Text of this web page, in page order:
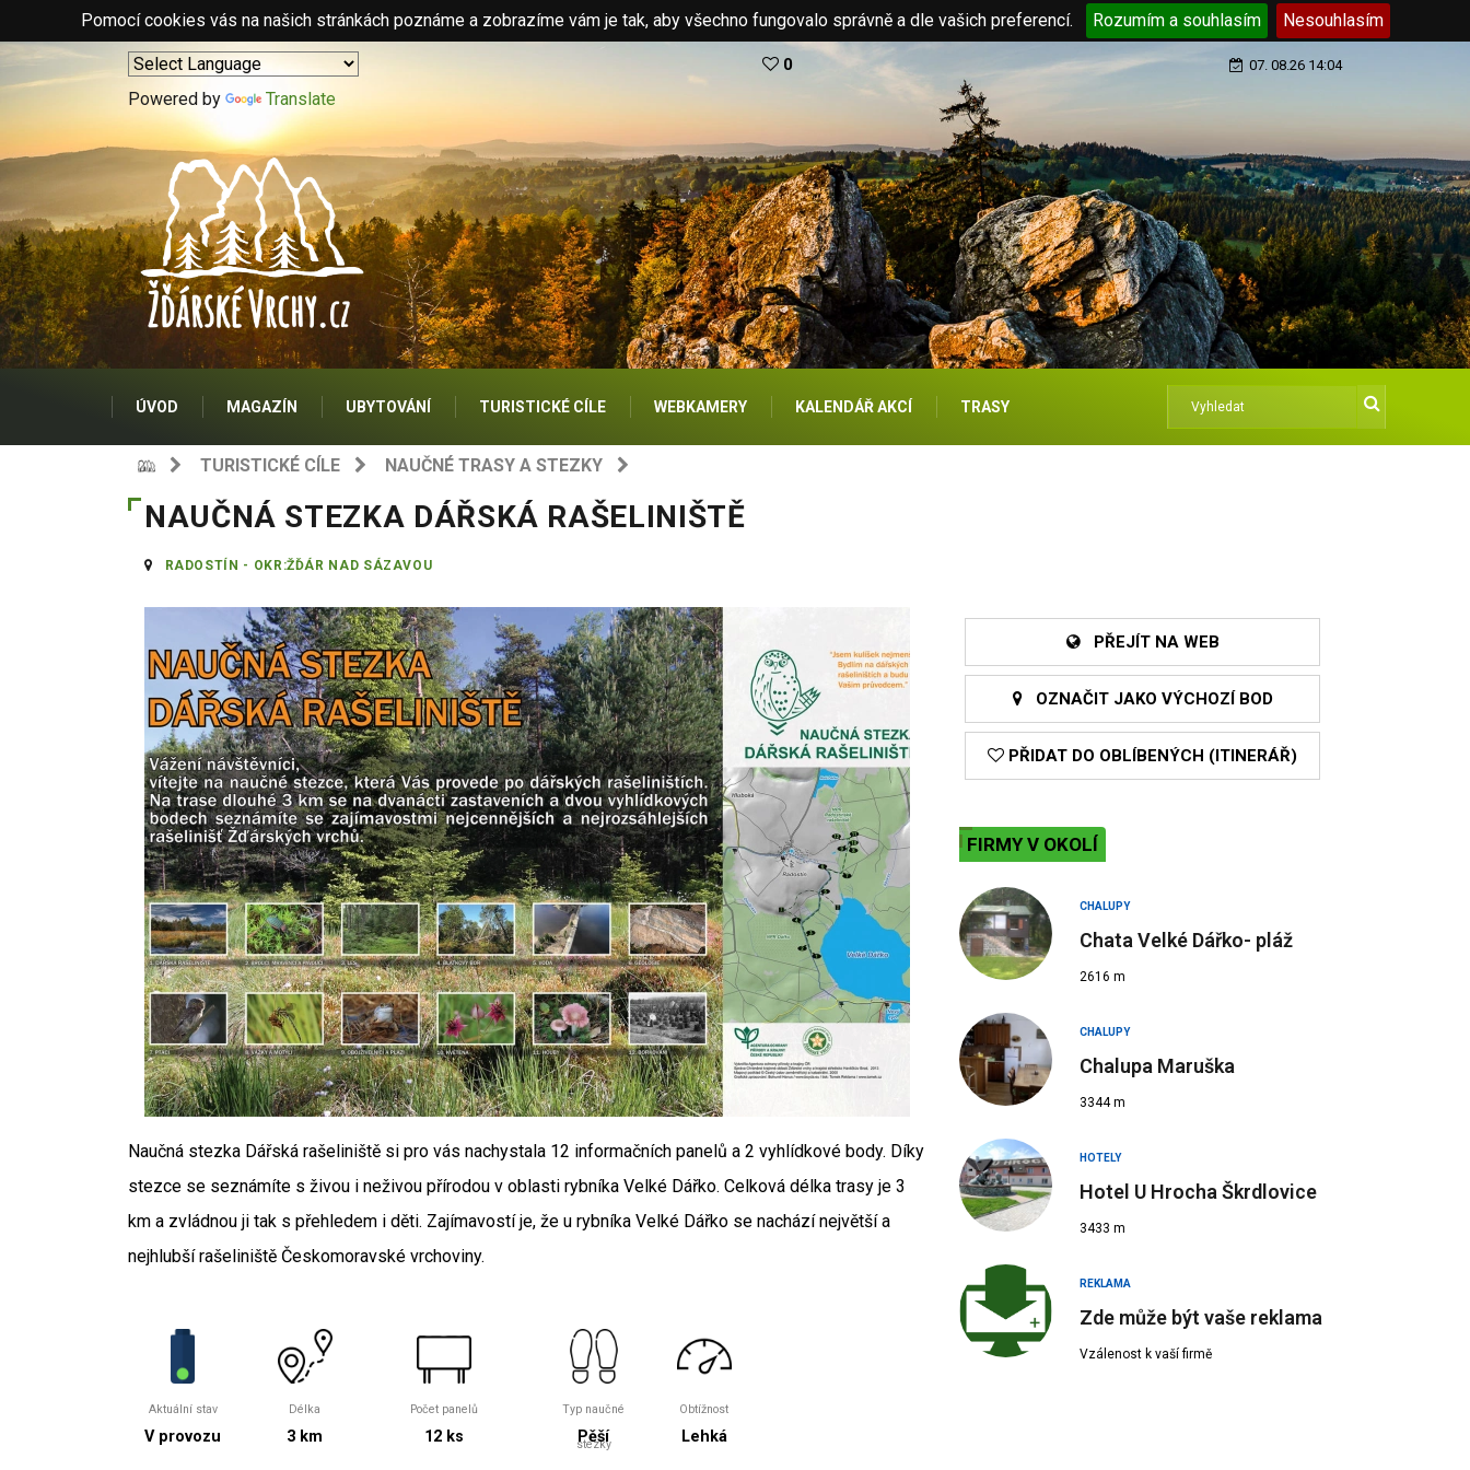
Pomocí cookies vás na našich stránkách poznáme a zobrazíme vám je tak, aby všechno fungovalo správně a dle vašich preferencí. Rozumím a souhlasím Nesouhlasím
Powered by Translate
0 07. 08.26 14:04
ÚVOD MAGAZÍN UBYTOVÁNÍ TURISTICKÉ CÍLE WEBKAMERY KALENDÁŘ AKCÍ TRASY
TURISTICKÉ CÍLE NAUČNÉ TRASY A STEZKY
NAUČNÁ STEZKA DÁŘSKÁ RAŠELINIŠTĚ
RADOSTÍN - OKR:ŽĎÁR NAD SÁZAVOU
Naučná stezka Dářská rašeliniště si pro vás nachystala 12 informačních panelů a 2 vyhlídkové body. Díky
stezce se seznámíte s živou i neživou přírodou v oblasti rybníka Velké Dářko. Celková délka trasy je 3
km a zvládnou ji tak s přehledem i děti. Zajímavostí je, že u rybníka Velké Dářko se nachází největší a
nejhlubší rašeliniště Českomoravské vrchoviny.
Aktuální stav
V provozu
Délka
3 km
Počet panelů
12 ks
Typ naučné
stezky
Pěší
Obtížnost
Lehká
PŘEJÍT NA WEB
OZNAČIT JAKO VÝCHOZÍ BOD
PŘIDAT DO OBLÍBENÝCH (ITINERÁŘ)
FIRMY V OKOLÍ
CHALUPY
Chata Velké Dářko- pláž
2616 m
CHALUPY
Chalupa Maruška
3344 m
HOTELY
Hotel U Hrocha Škrdlovice
3433 m
REKLAMA
Zde může být vaše reklama
Vzálenost k vaší firmě